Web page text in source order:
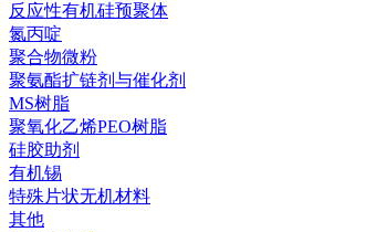
反应性有机硅预聚体
氮丙啶
聚合物微粉
聚氨酯扩链剂与催化剂
MS树脂
聚氧化乙烯PEO树脂
硅胶助剂
有机锡
特殊片状无机材料
其他